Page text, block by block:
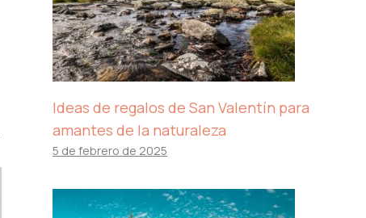
Ideas de regalos de San Valentín para
amantes de la naturaleza
5 de febrero de 2025